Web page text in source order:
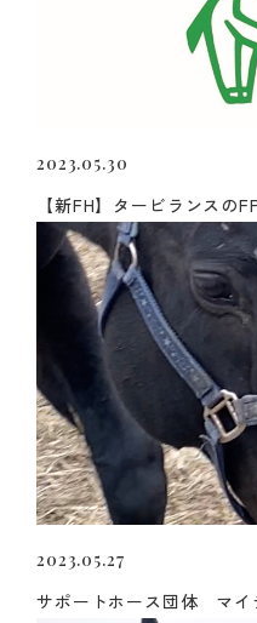
2023.05.30
【新FH】タービランスの
2023.05.27
サポートホース団体 マイ